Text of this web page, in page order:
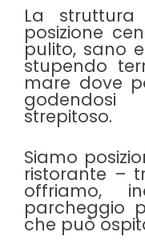
La
posizione
pulito, sano
stupendo
mare dove
strepitoso.
Siamo
ristorante –
offriamo,
parcheggio
che può